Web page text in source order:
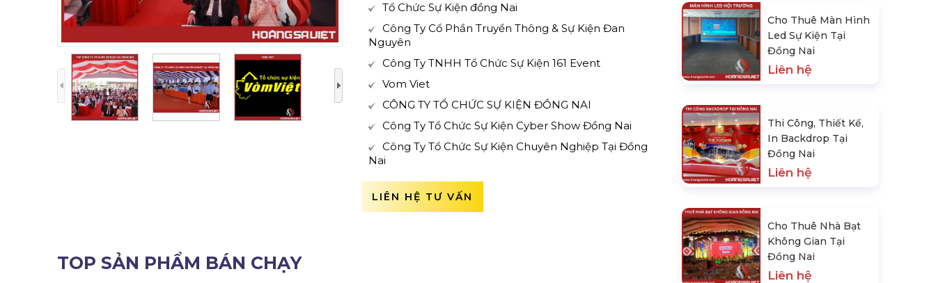
Tổ Chức Sự Kiện đồng Nai
Công Ty Cổ Phần Truyền Thông & Sự Kiện Đan
Nguyên
Công Ty TNHH Tổ Chức Sự Kiện 161 Event
Vom Viet
CÔNG TY TỔ CHỨC SỰ KIỆN ĐỒNG NAI
Công Ty Tổ Chức Sự Kiện Cyber Show Đồng Nai
Công Ty Tổ Chức Sự Kiện Chuyên Nghiệp Tại Đồng
Nai
LIÊN HỆ TƯ VẤN
TOP SẢN PHẨM BÁN CHẠY
Cho Thuê Màn Hình
Led Sự Kiện Tại
Đồng Nai
Liên hệ
Thi Công, Thiết Kế,
In Backdrop Tại
Đồng Nai
Liên hệ
Cho Thuê Nhà Bạt
Không Gian Tại
Đồng Nai
Liên hệ